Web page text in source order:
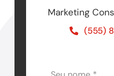
Marketing
(555)